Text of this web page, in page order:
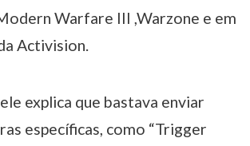
Warfare III ,Warzone e em
Activision.
explica que bastava enviar
específicas, como “Trigger